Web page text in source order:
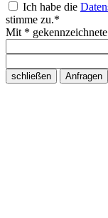
Ich habe die
stimme zu.*
Mit *
schließen Anfragen